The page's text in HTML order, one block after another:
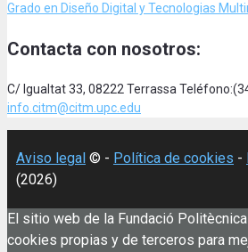
Grado en Diseño Digital y Tecnologias
Contacta con nosotros:
C/ Igualtat 33, 08222 Terrassa
info.citm@citm.upc.edu
Aviso legal © - Política de cookies -
(2026)
El sitio web de la Fundació
cookies propias y de terceros para